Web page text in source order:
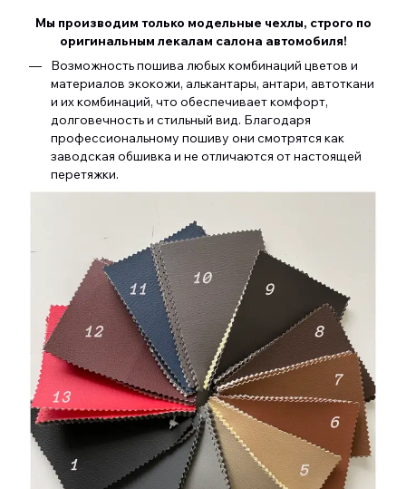
Мы производим только модельные чехлы, строго по
оригинальным лекалам салона автомобиля!
Возможность пошива любых комбинаций цветов и
материалов экокожи, алькантары, антари, автоткани
и их комбинаций, что обеспечивает комфорт,
долговечность и стильный вид. Благодаря
профессиональному пошиву они смотрятся как
заводская обшивка и не отличаются от настоящей
перетяжки.